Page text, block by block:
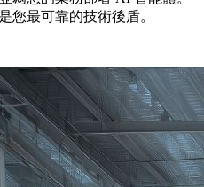
您最可靠的技術後盾。